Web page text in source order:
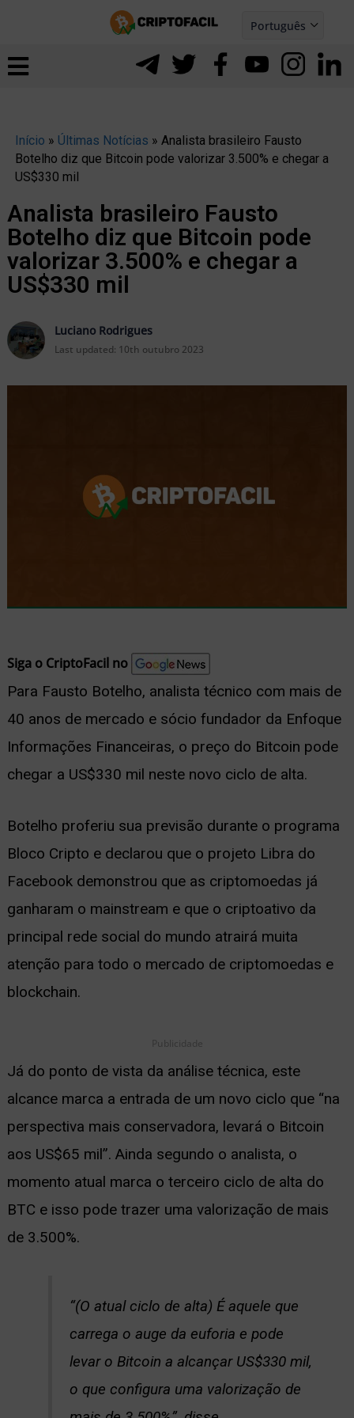
Português
Español
Início » Últimas Notícias » Analista brasileiro Fausto
Botelho diz que Bitcoin pode valorizar 3.500% e chegar a
US$330 mil
Analista brasileiro Fausto
Botelho diz que Bitcoin pode
valorizar 3.500% e chegar a
US$330 mil
Luciano Rodrigues
Last updated: 10th outubro 2023
Siga o CriptoFacil no
Para Fausto Botelho, analista técnico com mais de
40 anos de mercado e sócio fundador da Enfoque
Informações Financeiras, o preço do Bitcoin pode
chegar a US$330 mil neste novo ciclo de alta.
Botelho proferiu sua previsão durante o programa
Bloco Cripto e declarou que o projeto Libra do
Facebook demonstrou que as criptomoedas já
ganharam o mainstream e que o criptoativo da
principal rede social do mundo atrairá muita
atenção para todo o mercado de criptomoedas e
blockchain.
Publicidade
Já do ponto de vista da análise técnica, este
alcance marca a entrada de um novo ciclo que “na
perspectiva mais conservadora, levará o Bitcoin
aos US$65 mil”. Ainda segundo o analista, o
momento atual marca o terceiro ciclo de alta do
BTC e isso pode trazer uma valorização de mais
de 3.500%.
“(O atual ciclo de alta) É aquele que
carrega o auge da euforia e pode
levar o Bitcoin a alcançar US$330 mil,
o que configura uma valorização de